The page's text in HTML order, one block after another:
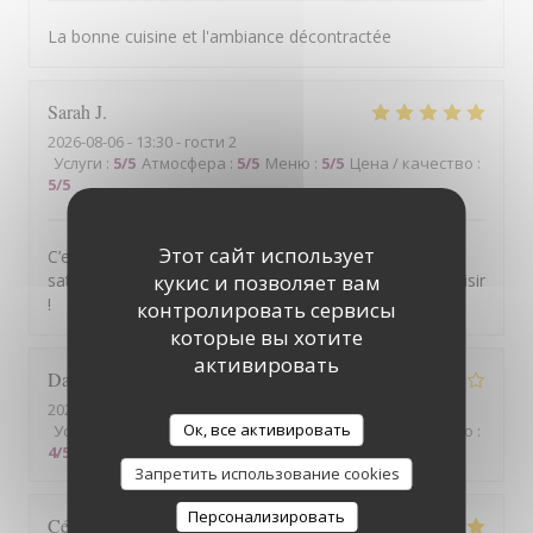
Этот сайт использует
кукис и позволяет вам
контролировать сервисы
которые вы хотите
активировать
Ок, все активировать
Запретить использование cookies
Персонализировать
La bonne cuisine et l'ambiance décontractée
Sarah J
2026-08-06- 13:30 - гости 2
Услуги : 5/5 Атмосфера : 5/5 Меню : 5/5 Цена / качество :
5/5
C’est ma troisième visite, et je suis toujours aussi
satisfaite des plats et du service. Je reviendrai avec plaisir
!
Daniel
2026-08-05
- 20:45 - гости 4
Услуги
Атмосфера: 4/5 Меню:4/5 Цена / качество :
4/5
Cécile